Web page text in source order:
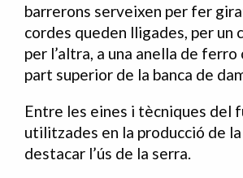
barrerons serveixen per fer
cordes queden lligades, per un
per l’altra, a una anella de ferro
part superior de la banca de
Entre les eines i tècniques del
utilitzades en la producció de la
destacar l’ús de la serra.